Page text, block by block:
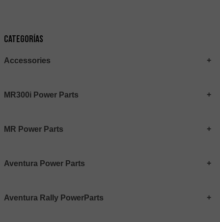
Categorías
Accessories
MR300i Power Parts
MR Power Parts
Aventura Power Parts
Aventura Rally PowerParts